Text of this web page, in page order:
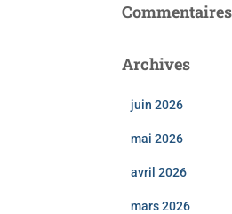
Archives
juin 2026
mai 2026
avril 2026
mars 2026